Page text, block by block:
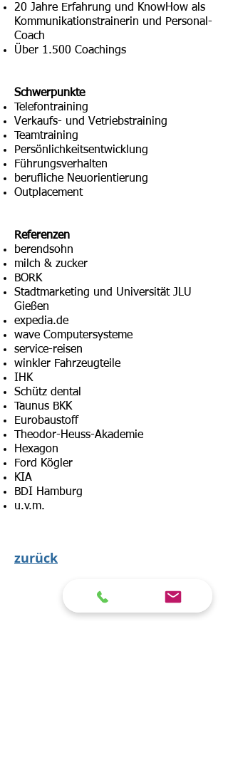
20 Jahre Erfahrung und KnowHow als
Kommunikationstrainerin und Personal-
Coach
Über 1.500 Coachings
Schwerpunkte
Telefontraining
Verkaufs- und Vetriebstraining
Teamtraining
Persönlichkeitsentwicklung
Führungsverhalten
berufliche Neuorientierung
Outplacement
Referenzen
berendsohn
milch & zucker
BORK
Stadtmarketing und Universität JLU
Gießen
expedia.de
wave Computersysteme
service-reisen
winkler Fahrzeugteile
IHK
Schütz dental
Taunus BKK
Eurobaustoff
Theodor-Heuss-Akademie
Hexagon
Ford Kögler
KIA
BDI Hamburg
u.v.m.
zurück